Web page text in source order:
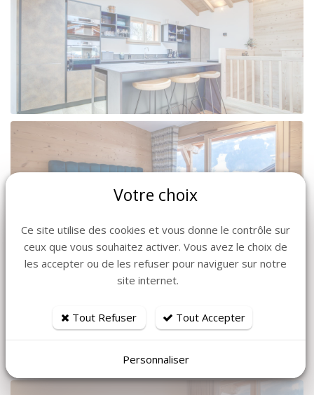
Votre choix
Ce site utilise des cookies et vous donne le contrôle sur
ceux que vous souhaitez activer. Vous avez le choix de
les accepter ou de les refuser pour naviguer sur notre
site internet.
Tout Refuser Tout Accepter
Personnaliser